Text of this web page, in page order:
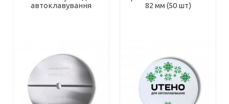
автоклавування
82 мм (50 шт)